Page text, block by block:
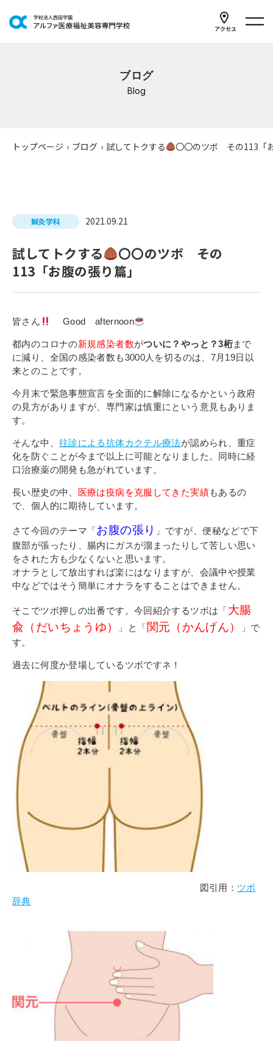
アクセス
研修・講座
公共職業訓練
よくあるご質問
在校生の皆さまへ
卒業生の皆さまへ
新着情報
ブログ
コラム
お問い合わせ
資料請求
インターネット出願
教職員採用情報
その他
個人情報の取り扱いについて
TEL：042-729-1026 (平日8時30分〜17時30分)
ブログ
Blog
トップページ › ブログ › 試してトクする 〇〇のツボ その113「
鍼灸学科 2021.09.21
試してトクする
〇〇のツボ その
113「お腹の張り篇」
皆さん Good afternoon
都内のコロナの新規感染者数がついに？やっと？3桁まで
に減り、全国の感染者数も3000人を切るのは、7月19日以
来とのことです。
今月末で緊急事態宣言を全面的に解除になるかという政府
の見方がありますが、専門家は慎重にという意見もありま
す。
そんな中、 往診による抗体カクテル療法が認められ、重症
化を防ぐことが今まで以上に可能となりました。同時に経
口治療薬の開発も急がれています。
長い歴史の中、 医療は疫病を克服してきた実績もあるの
で、個人的に期待しています。
さて今回のテーマ「お腹の張り 」ですが、便秘などで下
腹部が張ったり、腸内にガスが溜まったりして苦しい思い
をされた方も少なくないと思います。
オナラとして放出すれば楽にはなりますが、会議中や授業
中などではそう簡単にオナラをすることはできません。
そこでツボ押しの出番です。今回紹介するツボは「大腸
兪（だいちょうゆ）
」と「 関元（かんげん）
」で
す。
過去に何度か登場しているツボですネ！
図引用： ツボ
辞典